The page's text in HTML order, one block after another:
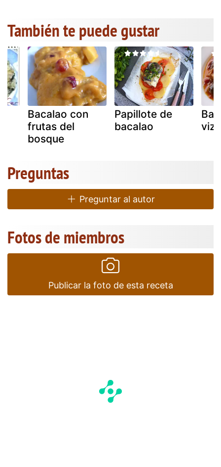
También te puede gustar
Bacalao con
frutas del
bosque
Papillote de
bacalao
Preguntas
Preguntar al autor
Fotos de miembros
Publicar la foto de esta receta